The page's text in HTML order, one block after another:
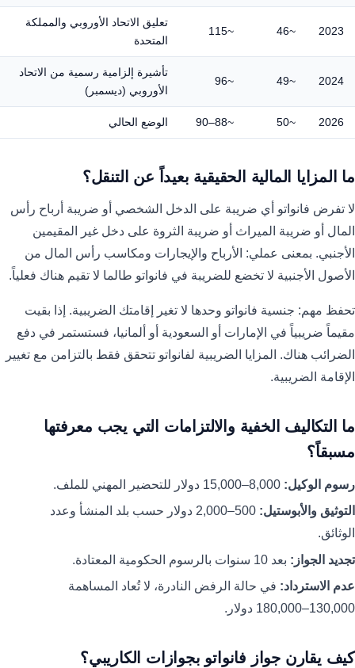
2023
~46
~115
تعليق الاتحاد الأوروبي والمملكة
المتحدة
2024
~49
~96
تأشيرة إلزامية رسمية من الاتحاد
الأوروبي (ديسمبر)
2026
~50
~88–90 الوضع الحالي
ما المزايا المالية الحقيقية بعيداً عن التنقل؟
لا تفرض فانواتو أي ضريبة على الدخل الشخصي أو ضريبة أرباح رأس
المال أو ضريبة الميراث أو ضريبة الثروة على دخل غير المقيمين
الأجنبي. بمعنى عملي: الأرباح والإيجارات ومكاسب رأس المال من
الأصول الأجنبية لا تخضع للضريبة في فانواتو طالما لا تقيم هناك فعلياً.
تحفظ مهم: جنسية فانواتو وحدها لا تغير إقامتك الضريبية. إذا بقيت
مقيماً ضريبياً في الإمارات أو السعودية أو ألمانيا، فستستمر في دفع
الضرائب هناك. المزايا الضريبية لفانواتو تتحقق فقط بالتزامن مع تغيير
الإقامة الضريبية.
ما التكاليف الخفية والالتزامات التي يجب معرفتها
مسبقاً؟
رسوم الوكيل:
التوثيق والأبوستيل:
500–2,000 دولار حسب بلد المنشأ وعدد
الوثائق.
تجديد الجواز: بعد 10 سنوات بالرسوم الحكومية المعتادة.
عدم الاسترداد: في حالة الرفض النادرة، لا تُعاد المساهمة
130,000–180,000 دولار.
كيف يقارن جواز فانواتو بجوازات الكاريبي؟